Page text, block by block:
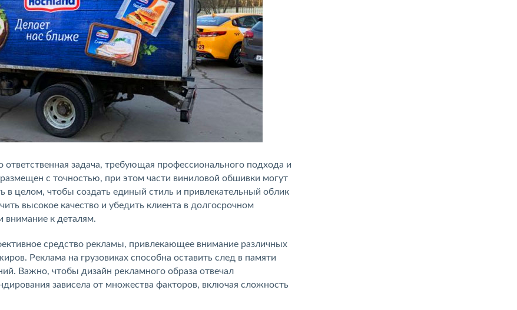
задача, требующая профессионального подхода и
с точностью, при этом части виниловой обшивки могут
целом, чтобы создать единый стиль и привлекательный облик
высокое качество и убедить клиента в долгосрочном
внимание к деталям.
средство рекламы, привлекающее внимание различных
Реклама на грузовиках способна оставить след в памяти
Важно, чтобы дизайн рекламного образа отвечал
зависела от множества факторов, включая сложность